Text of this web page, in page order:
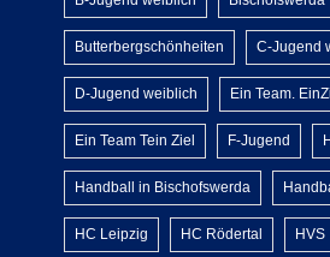
Butterbergschönheiten C-Jugend
D-Jugend weiblich Ein Team.
Ein Team Tein Ziel F-Jugend
Handball in Bischofswerda
HC Leipzig HC Rödertal HVS